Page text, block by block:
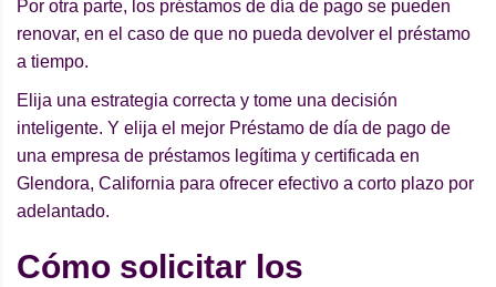
Por otra parte, los préstamos de día de pago se pueden
renovar, en el caso de que no pueda devolver el préstamo
a tiempo.
Elija una estrategia correcta y tome una decisión
inteligente. Y elija el mejor Préstamo de día de pago de
una empresa de préstamos legítima y certificada en
Glendora, California para ofrecer efectivo a corto plazo por
adelantado.
Cómo solicitar los